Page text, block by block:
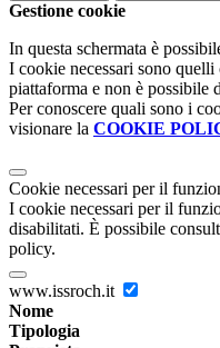
Gestione cookie
In questa schermata è
I cookie necessari sono
piattaforma e non è possibile
Per conoscere quali sono i
visionare la COOKIE
Cookie necessari per il
I cookie necessari per il
disabilitati. È possibile
policy.
www.issroch.it
Nome
Tipologia